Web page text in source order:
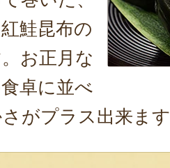
鮭昆布の
お正月な
卓に並べ
がプラス出来ま